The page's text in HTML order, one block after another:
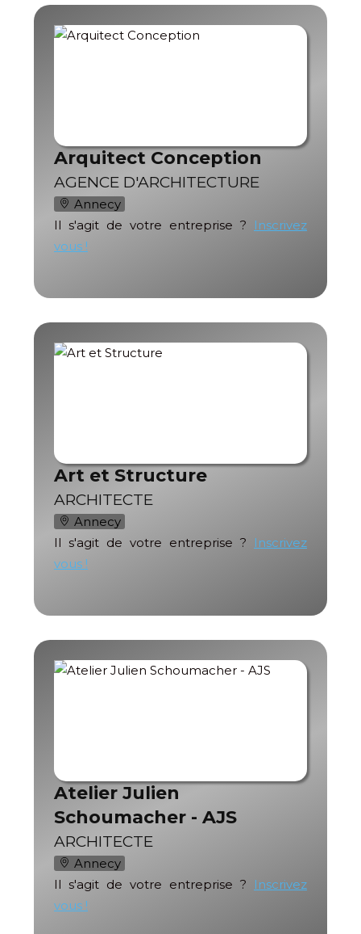
Arquitect Conception
AGENCE D'ARCHITECTURE
Annecy
Il s'agit de votre entreprise ?
Inscrivez
vous !
Art et Structure
ARCHITECTE
Annecy
Il s'agit de votre entreprise ?
Inscrivez
vous !
Atelier Julien
Schoumacher - AJS
ARCHITECTE
Annecy
Il s'agit de votre entreprise ?
Inscrivez
vous !